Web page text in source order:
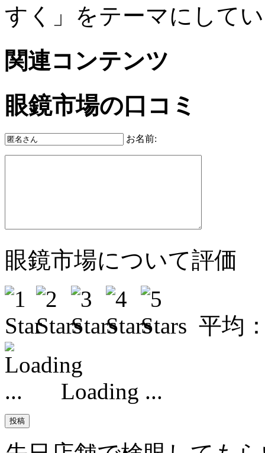
すく」をテーマにして
関連コンテンツ
眼鏡市場の口コミ
お名前:
眼鏡市場について評価
平均
Loading ...